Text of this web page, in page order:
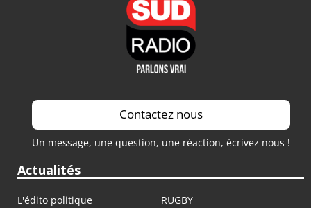
Contactez nous
Un message, une question, une réaction, écrivez nous !
Actualités
L'édito politique
RUGBY